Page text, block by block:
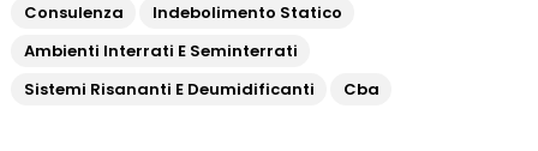
Consulenza
Indebolimento Statico
Ambienti Interrati E Seminterrati
Sistemi Risananti E Deumidificanti
Cba